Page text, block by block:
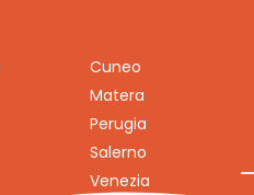
Cuneo
Matera
Perugia
Salerno
Venezia